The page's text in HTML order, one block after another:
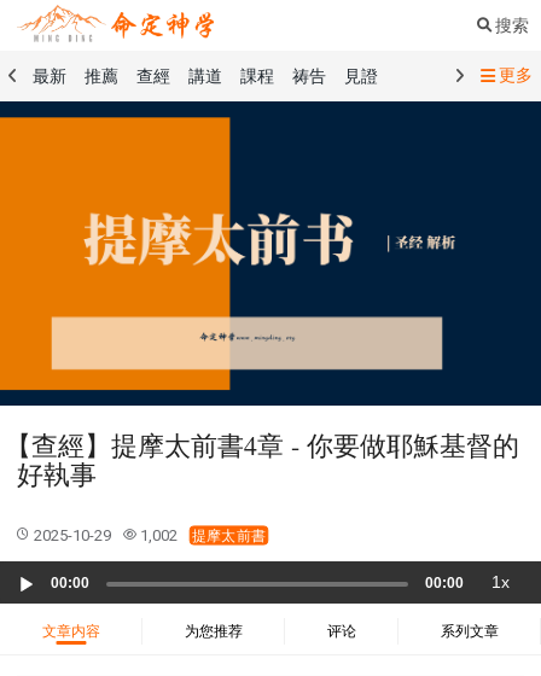
搜索
最新 推薦 查經 講道 課程 祷告
見證
洗禮禮文
聖餐禮文 01 創世記
02 出埃及記
03 利未記
04 民數記 05 申命記
06 約書亞記
11 列王紀上
15 以斯拉記
16 尼希米記 17 以斯帖記
18 約伯記
19 詩篇
20 箴言 21 傳道書
23 以賽亞書
25 耶利米哀歌
27 但以理書
28 何西阿書
29 約珥書
37 哈該書
38 撒迦利亞書
39 瑪拉基書
40 馬太福音
41 馬可福音
42 路加福音
更多
【查經】提摩太前書4章 - 你要做耶穌基督的
好執事
2025-10-29 1,002 提摩太前書
Player
00:00 00:00 1x
文章内容 为您推荐 评论 系列文章